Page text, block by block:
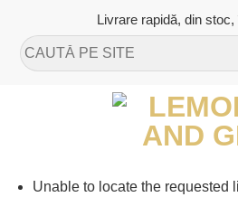
content
Livrare rapidă, din
Caută
după:
Unable to locate the requested